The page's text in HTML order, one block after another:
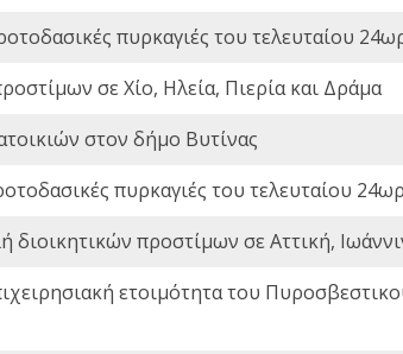
πυρκαγιές του τελευταίου
σε Χίο, Ηλεία, Πιερία και Δράμα
στον δήμο Βυτίνας
πυρκαγιές του τελευταίου
διοικητικών προστίμων σε Αττική,
ετοιμότητα του